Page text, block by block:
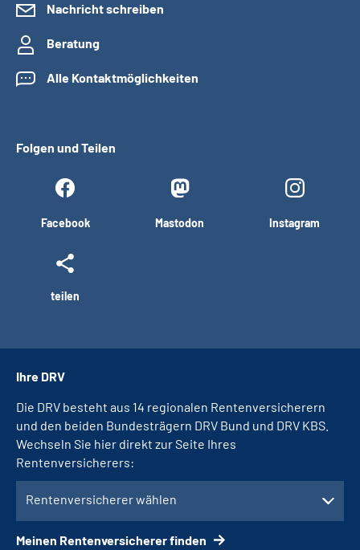
Nachricht schreiben
Beratung
Alle Kontaktmöglichkeiten
Folgen und Teilen
Facebook Mastodon Instagram
teilen
Ihre DRV
Die DRV besteht aus 14 regionalen Rentenversicherern
und den beiden Bundesträgern DRV Bund und DRV KBS.
Wechseln Sie hier direkt zur Seite Ihres
Rentenversicherers:
Rentenversicherer wählen
Meinen Rentenversicherer finden